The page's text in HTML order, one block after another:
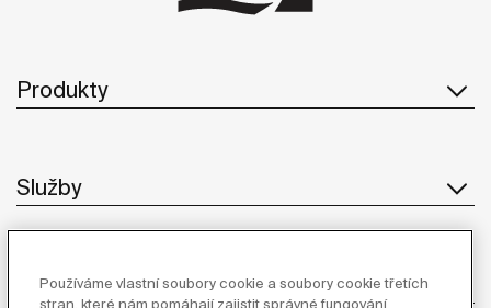
Produkty
Služby
O Společnosti
Používáme vlastní soubory cookie a soubory cookie třetích
stran, které nám pomáhají zajistit správné fungování